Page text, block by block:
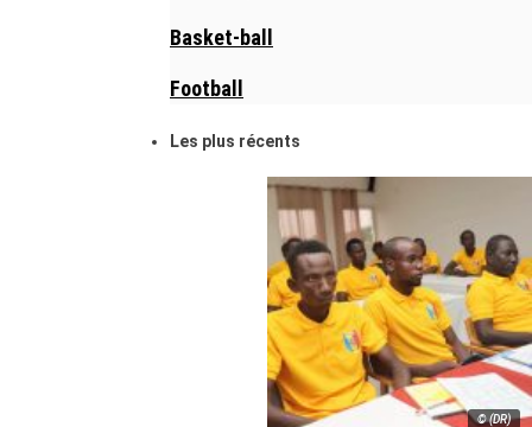
Basket-ball
Football
Les plus récents
© (DR)